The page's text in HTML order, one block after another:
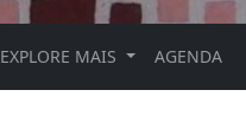
EXPLORE MAIS AGENDA